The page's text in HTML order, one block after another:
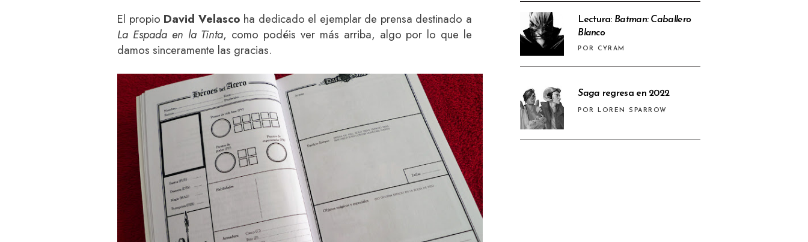
Lectura: Batman: Caballero
Blanco
POR CYRAM
Saga regresa en 2022
POR LOREN SPARROW
El propio David Velasco ha dedicado el ejemplar de prensa destinado a
La Espada en la Tinta, como podéis ver más arriba, algo por lo que le
damos sinceramente las gracias.